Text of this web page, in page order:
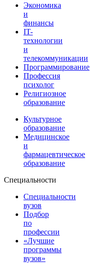
Экономика
и
финансы
IT-
технологии
и
телекоммуникации
Программирование
Профессия
психолог
Религиозное
образование
Культурное
образование
Медицинское
и
фармацевтическое
образование
Специальности
Специальности
вузов
Подбор
по
профессии
«Лучшие
программы
вузов»